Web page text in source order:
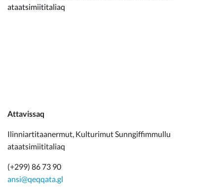
ataatsimiititaliaq
Attavissaq
Ilinniartitaanermut, Kulturimut Sunngiffimmullu
ataatsimiititaliaq
(+299) 86 73 90
ansi@qeqqata.gl